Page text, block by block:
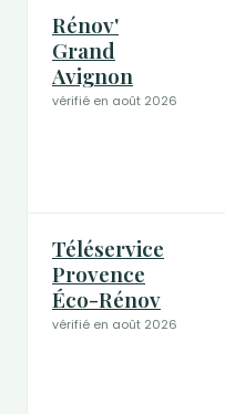
Rénov'
Grand
Avignon
vérifié en août 2026
Téléservice
Provence
Éco-Rénov
vérifié en août 2026